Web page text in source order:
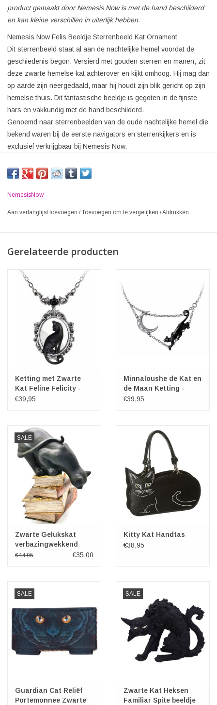
product gemaakt door Nemesis Now is met de hand beschilderd
en kan kleine verschillen in uiterlijk hebben.
Nemesis Now Felis Beeldje Sterrenbeeld Kat Ornament
Dit sterrenbeeld staat al aan de nachtelijke hemel voordat de
geschiedenis begon. Versierd met gouden sterren en manen, zit
deze zwarte hemelse kat achterover en kijkt omhoog. Hij mag dan
op aarde zijn neergedaald, maar hij houdt zijn blik gericht op zijn
hemelse thuis. Dit fantastische beeldje is gegoten in de fijnste
hars en vakkundig met de hand beschilderd.
Genoemd naar sterrenbeelden van de oude nachtelijke hemel die
bekend waren bij de eerste navigators en sterrenkijkers en is
exclusief verkrijgbaar bij Nemesis Now.
NemesisNow
Aan verlanglijst toevoegen /Toevoegen om te vergelijken /Afdrukken
Gerelateerde producten
Ketting met Zwarte
Kat Feline Felicity -
Alchemy
€39,95
Minnaloushe de Kat en
de Maan Ketting -
Alchemy
€39,95
SALE
Zwarte Gelukskat
verbazingwekkend
beeldje
€44,95 €35,00
Kitty Kat Handtas
€38,95
SALE
Guardian Cat Reliëf
Portemonnee Zwarte
SALE
Zwarte Kat Heksen
Familiar Spite beeldje